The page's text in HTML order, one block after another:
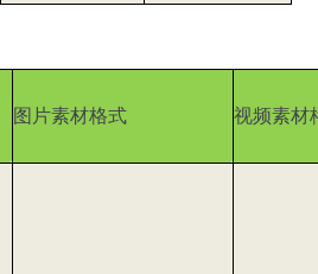
图片素材格式 视频素材